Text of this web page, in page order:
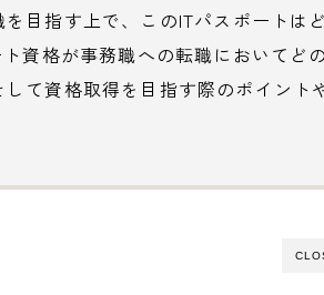
目指す上で、このITパスポートは
資格が事務職への転職においてど
て資格取得を目指す際のポイント